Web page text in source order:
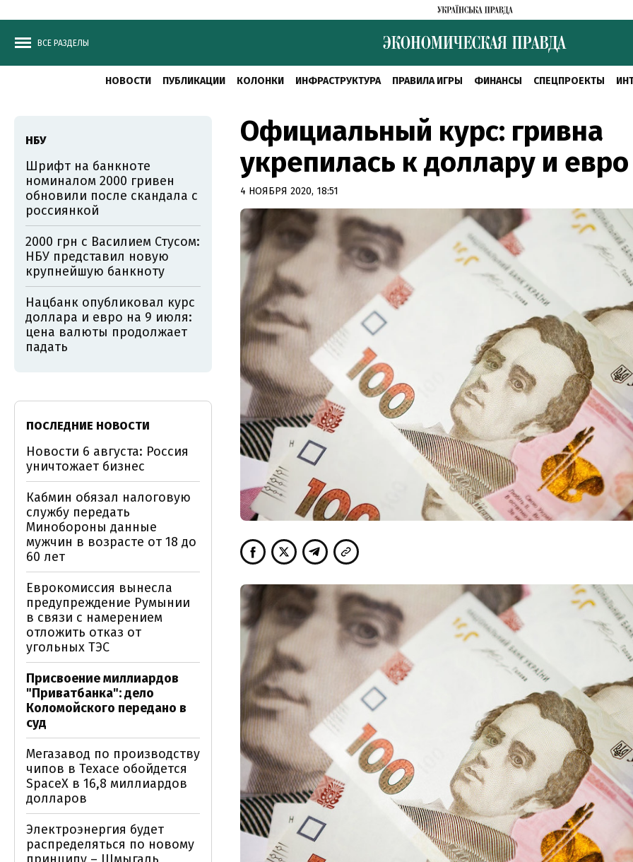
ВСЕ РАЗДЕЛЫ
НОВОСТИ ПУБЛИКАЦИИ КОЛОНКИ ИНФРАСТРУКТУРА ПРАВИЛА ИГРЫ ФИНАНСЫ СПЕЦПРОЕКТЫ
Официальный курс: гривна
укрепилась к доллару и евро
4 НОЯБРЯ 2020, 18:51
НБУ
Шрифт на банкноте
номиналом 2000 гривен
обновили после скандала с
россиянкой
2000 грн с Василием Стусом:
НБУ представил новую
крупнейшую банкноту
Нацбанк опубликовал курс
доллара и евро на 9 июля:
цена валюты продолжает
падать
ПОСЛЕДНИЕ НОВОСТИ
Новости 6 августа: Россия
уничтожает бизнес
Кабмин обязал налоговую
службу передать
Минобороны данные
мужчин в возрасте от 18 до
60 лет
Еврокомиссия вынесла
предупреждение Румынии
в связи с намерением
отложить отказ от
угольных ТЭС
Присвоение миллиардов
"Приватбанка": дело
Коломойского передано в
суд
Мегазавод по производству
чипов в Техасе обойдется
SpaceX в 16,8 миллиардов
долларов
Электроэнергия будет
распределяться по новому